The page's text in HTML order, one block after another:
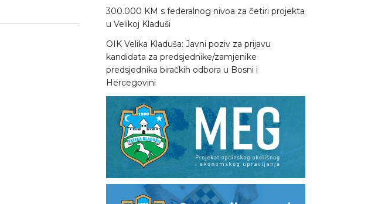
300.000 KM s federalnog nivoa za četiri projekta
u Velikoj Kladuši
OIK Velika Kladuša: Javni poziv za prijavu
kandidata za predsjednike/zamjenike
predsjednika biračkih odbora u Bosni i
Hercegovini